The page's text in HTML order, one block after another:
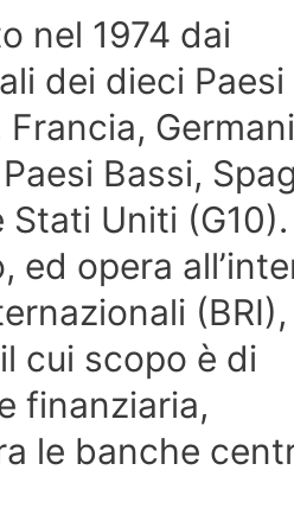
nel 1974 dai
dei dieci Paesi
Bassi,
Uniti
ed opera
(BRI),
cui scopo è di
finanziaria,
le banche